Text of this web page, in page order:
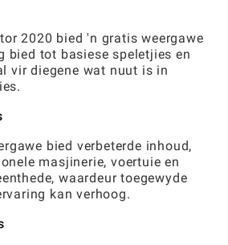
2020 bied 'n gratis weergawe
bied tot basiese speletjies en
vir diegene wat nuut is in
bied verbeterde inhoud,
masjinerie, voertuie en
waardeur toegewyde
kan verhoog.